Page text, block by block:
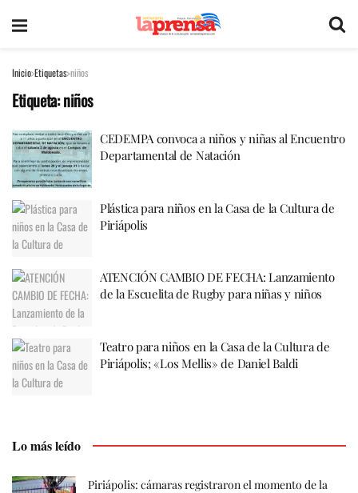
Inicio Etiquetas niños
Etiqueta:niños
CEDEMPA convoca a niños y niñas al Encuentro
Departamental de Natación
Plástica para niños en la Casa de la Cultura de
Piriápolis
ATENCIÓN CAMBIO DE FECHA: Lanzamiento
de la Escuelita de Rugby para niñas y niños
Teatro para niños en la Casa de la Cultura de
Piriápolis; «Los Mellis» de Daniel Baldi
Lo más leído
Piriápolis: cámaras registraron el momento de la